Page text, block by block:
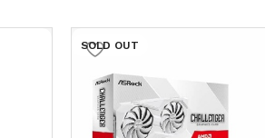
SOLD OUT